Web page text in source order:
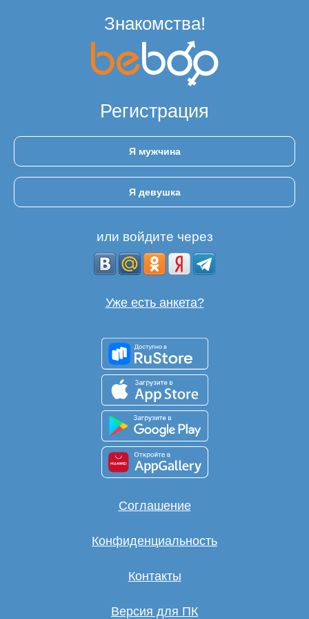
Знакомства!
Регистрация
Я мужчина
Я девушка
или войдите через
Уже есть анкета?
Соглашение
Конфиденциальность
Контакты
Версия для ПК